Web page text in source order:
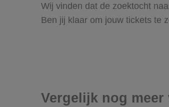
Wij vinden dat de zoektocht
Ben jij klaar om jouw tickets te
Vergelijk nog